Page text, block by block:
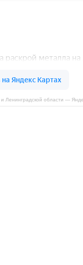
и Ленинградской области —